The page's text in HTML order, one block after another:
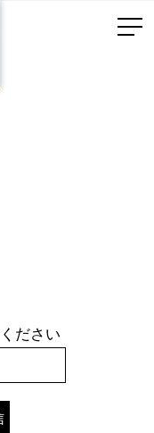
ださい